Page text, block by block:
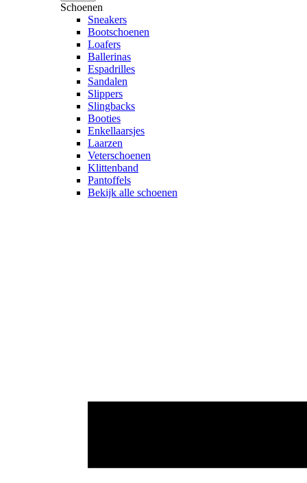
Schoenen
Sneakers
Bootschoenen
Loafers
Ballerinas
Espadrilles
Sandalen
Slippers
Slingbacks
Booties
Enkellaarsjes
Laarzen
Veterschoenen
Klittenband
Pantoffels
Bekijk alle schoenen